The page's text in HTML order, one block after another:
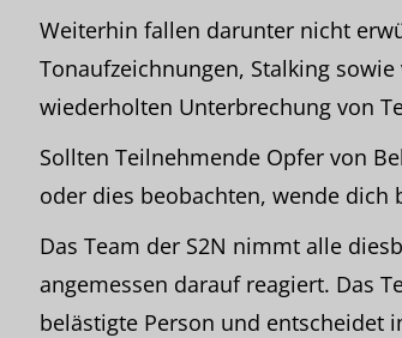
Weiterhin fallen darunter nicht
Tonaufzeichnungen, Stalking
wiederholten Unterbrechung von
Sollten Teilnehmende Opfer von
oder dies beobachten, wende dich
Das Team der S2N nimmt alle
angemessen darauf reagiert. Das
belästigte Person und entscheidet